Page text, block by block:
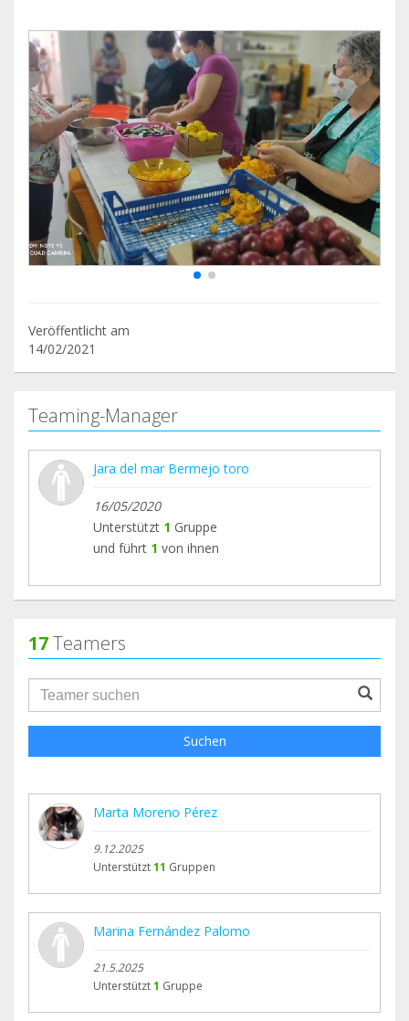
Veröffentlicht am
14/02/2021
Teaming-Manager
Jara del mar Bermejo toro
16/05/2020
Unterstützt 1 Gruppe
und führt 1 von ihnen
17Teamers
groupProfile.searchForm.search.text???
Suchen
Marta Moreno Pérez
9.12.2025
Unterstützt11 Gruppen
Marina Fernández Palomo
21.5.2025
Unterstützt1 Gruppe